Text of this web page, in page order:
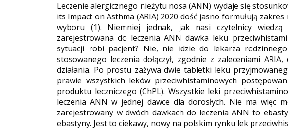
Leczenie alergicznego nieżytu nosa (ANN) wydaje się
its Impact on Asthma (ARIA) 2020 dość jasno formułują
wyboru (1). Niemniej jednak, jak nasi czytelnicy wiedzą
zarejestrowana do leczenia ANN dawka leku
sytuacji robi pacjent? Nie, nie idzie do lekarza
stosowanego leczenia dołączył, zgodnie z zaleceniami
działania. Po prostu zażywa dwie tabletki leku
prawie wszystkich leków przeciwhistaminowych
produktu leczniczego (ChPL). Wszystkie leki
leczenia ANN w jednej dawce dla dorosłych. Nie ma więc
zarejestrowany w dwóch dawkach do leczenia ANN to
ebastyny. Jest to ciekawy, nowy na polskim rynku lek